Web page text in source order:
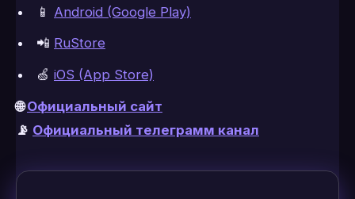
📱 Android (Google Play)
📲 RuStore
🍏 iOS (App Store)
🌐Официальный сайт
📡 Официальный телеграмм канал